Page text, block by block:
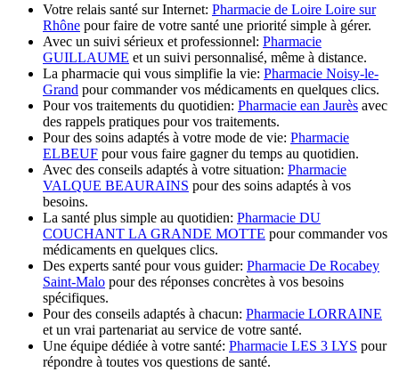
Votre relais santé sur Internet: Pharmacie de Loire Loire sur
Rhône pour faire de votre santé une priorité simple à gérer.
Avec un suivi sérieux et professionnel: Pharmacie
GUILLAUME et un suivi personnalisé, même à distance.
La pharmacie qui vous simplifie la vie: Pharmacie Noisy-le-
Grand pour commander vos médicaments en quelques clics.
Pour vos traitements du quotidien: Pharmacie ean Jaurès avec
des rappels pratiques pour vos traitements.
Pour des soins adaptés à votre mode de vie: Pharmacie
ELBEUF pour vous faire gagner du temps au quotidien.
Avec des conseils adaptés à votre situation: Pharmacie
VALQUE BEAURAINS pour des soins adaptés à vos
besoins.
La santé plus simple au quotidien: Pharmacie DU
COUCHANT LA GRANDE MOTTE pour commander vos
médicaments en quelques clics.
Des experts santé pour vous guider: Pharmacie De Rocabey
Saint-Malo pour des réponses concrètes à vos besoins
spécifiques.
Pour des conseils adaptés à chacun: Pharmacie LORRAINE
et un vrai partenariat au service de votre santé.
Une équipe dédiée à votre santé: Pharmacie LES 3 LYS pour
répondre à toutes vos questions de santé.